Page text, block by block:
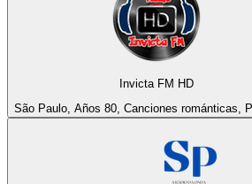
Invicta FM HD
São Paulo, Años 80, Canciones románticas,